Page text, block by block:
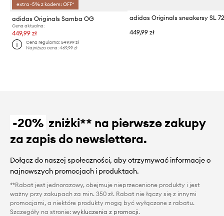
extra -5% z kodem: OFF*
adidas Originals Samba OG
Cena aktualna:
449,99 zł
Cena regularna:549,99 zł
Najniższa cena:469,99 zł
adidas Originals sneakersy SL
449,99 zł
-20% zniżki** na pierwsze zakupy
za zapis do newslettera.
Dołącz do naszej społeczności, aby otrzymywać informacje o
najnowszych promocjach i produktach.
**Rabat jest jednorazowy, obejmuje nieprzecenione produkty i jest
ważny przy zakupach za min. 350 zł. Rabat nie łączy się z innymi
promocjami, a niektóre produkty mogą być wyłączone z rabatu.
Szczegóły na stronie: wykluczenia z promocji.